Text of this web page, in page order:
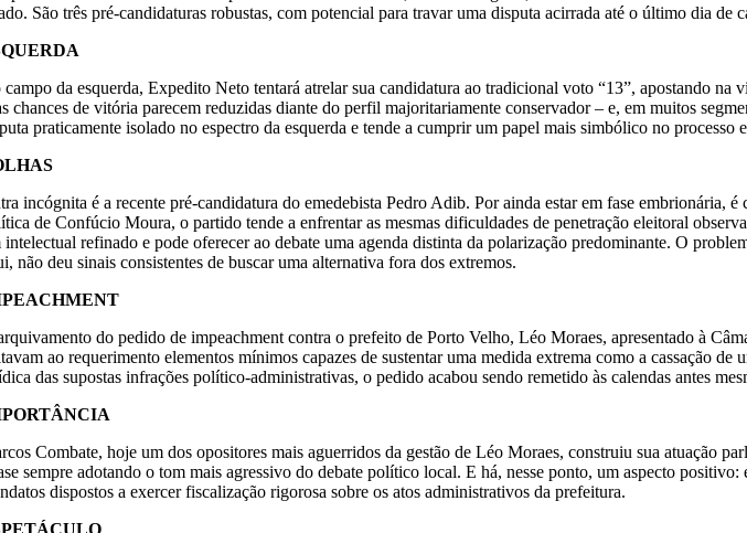
São três pré-candidaturas robustas, com potencial para travar uma disputa acirrada até o último dia de
campo da esquerda, Expedito Neto tentará atrelar sua candidatura ao tradicional voto “13”, apostando na
chances de vitória parecem reduzidas diante do perfil majoritariamente conservador – e, em muitos
praticamente isolado no espectro da esquerda e tende a cumprir um papel mais simbólico no processo
incógnita é a recente pré-candidatura do emedebista Pedro Adib. Por ainda estar em fase embrionária,
de Confúcio Moura, o partido tende a enfrentar as mesmas dificuldades de penetração eleitoral
intelectual refinado e pode oferecer ao debate uma agenda distinta da polarização predominante. O
não deu sinais consistentes de buscar uma alternativa fora dos extremos.
do pedido de impeachment contra o prefeito de Porto Velho, Léo Moraes, apresentado à
ao requerimento elementos mínimos capazes de sustentar uma medida extrema como a cassação
das supostas infrações político-administrativas, o pedido acabou sendo remetido às calendas antes
Combate, hoje um dos opositores mais aguerridos da gestão de Léo Moraes, construiu sua atuação
sempre adotando o tom mais agressivo do debate político local. E há, nesse ponto, um aspecto
dispostos a exercer fiscalização rigorosa sobre os atos administrativos da prefeitura.